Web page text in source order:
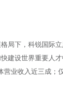
局下，科锐国际
建设世界重要人
营业收入近三成